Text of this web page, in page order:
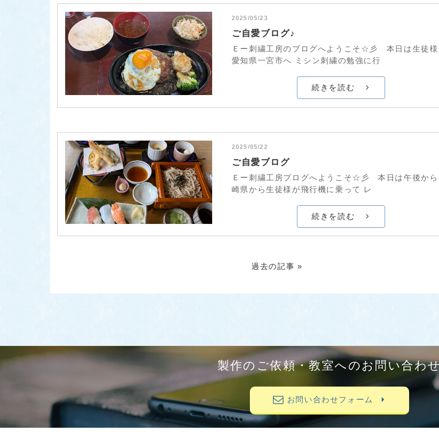
2025/05/23
ご自愛ブログ♪
Ｅー刺繍工房のブログへようこそ☆彡 本日は生徒
愛知県一宮市へ ミシン刺繍の勉強に行
続きを読む
2025/05/22
ご自愛ブログ
Ｅー刺繍工房ブログへようこそ☆彡 本日は午後か
崎県から生徒様が飛行機に乗って レ
続きを読む
過去の記事 »
製作のご依頼・教室へのお問い合わ
お問い合わせフォーム